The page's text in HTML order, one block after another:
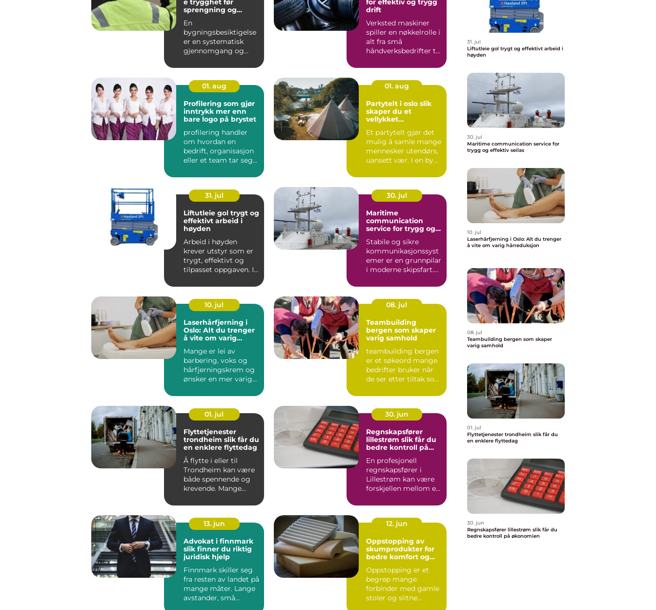
sprengning og
En
bygningsbesiktigelse
er en systematisk
gjennomgang og
bygninger og
konstruksjone...
drift
Verksted maskiner
spiller en nøkkelrolle i
alt fra små
håndverksbedrifter til
industriverksted...
01. aug
Profilering som gjør
inntrykk mer enn
bare logo på brystet
profilering handler
om hvordan en
bedrift, organisasjon
eller et team tar seg
Klæ...
01. aug
Partytelt i oslo slik
skaper du et
vellykket
Et partytelt gjør det
mulig å samle mange
mennesker utendørs,
uansett vær. I en by
31. jul
Liftutleie gol trygt og
effektivt arbeid i
høyden
Arbeid i høyden
krever utstyr som er
trygt, effektivt og
tilpasset oppgaven. I
30. jul
Maritime
communication
service for trygg og
Stabile og sikre
kommunikasjonssyst
emer er en grunnpilar
i moderne skipsfart.
fiskebåter...
10. jul
Laserhårfjerning i
Oslo: Alt du trenger
å vite om varig
Mange er lei av
barbering, voks og
hårfjerningskrem og
ønsker en mer varig
08. jul
Teambuilding
bergen som skaper
varig samhold
teambuilding bergen
er et søkeord mange
bedrifter bruker når
de ser etter tiltak som
01. jul
Flyttetjenester
trondheim slik får du
en enklere flyttedag
Å flytte i eller til
Trondheim kan være
både spennende og
krevende. Mange
str...
30. jun
Regnskapsfører
lillestrøm slik får du
bedre kontroll på
En profesjonell
regnskapsfører i
Lillestrøm kan være
forskjellen mellom en
økonomi...
13. jun
Advokat i finnmark
slik finner du riktig
juridisk hjelp
Finnmark skiller seg
fra resten av landet på
mange måter. Lange
avstander, små
12. jun
Oppstopping av
skumprodukter for
bedre komfort og
Oppstopping er et
begrep mange
forbinder med gamle
stoler og slitne
31. jul
Liftutleie gol trygt og effektivt arbeid i
høyden
30. jul
Maritime communication service for
trygg og effektiv seilas
10. jul
Laserhårfjerning i Oslo: Alt du trenger
å vite om varig hårreduksjon
08. jul
Teambuilding bergen som skaper
varig samhold
01. jul
Flyttetjenester trondheim slik får du
en enklere flyttedag
30. jun
Regnskapsfører lillestrøm slik får du
bedre kontroll på økonomien